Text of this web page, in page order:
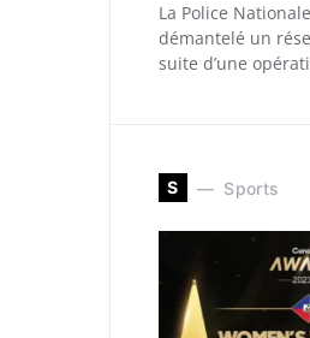
La Police
démantelé un
suite d’une
S Sports